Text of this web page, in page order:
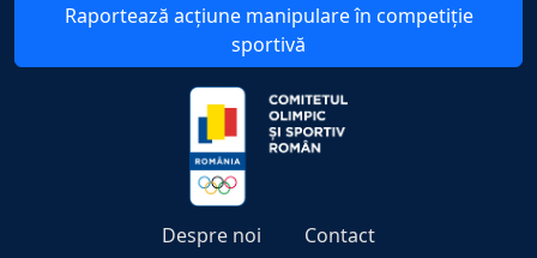
Raportează acțiune manipulare în competiție
sportivă
Despre noi Contact